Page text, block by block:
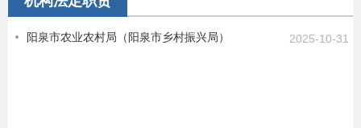
阳泉市农业农村局（阳泉市乡村振兴局） 2025-10-31